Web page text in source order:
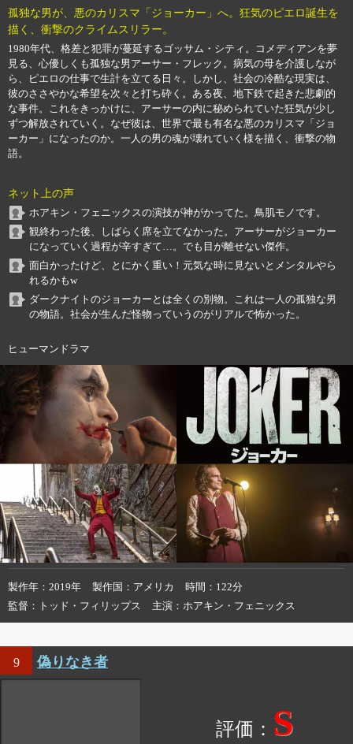
孤独な男が、悪のカリスマ「ジョーカー」へ。狂気のピエロ誕生を
描く、衝撃のクライムスリラー。
1980年代、格差と犯罪が蔓延するゴッサム・シティ。コメディアンを夢
見る、心優しくも孤独な男アーサー・フレック。病気の母を介護しなが
ら、ピエロの仕事で生計を立てる日々。しかし、社会の冷酷な現実は、
彼のささやかな希望を次々と打ち砕く。ある夜、地下鉄で起きた悲劇的
な事件。これをきっかけに、アーサーの内に秘められていた狂気が少し
ずつ解放されていく。なぜ彼は、世界で最も有名な悪のカリスマ「ジョ
ーカー」になったのか。一人の男の魂が壊れていく様を描く、衝撃の物
語。
ネット上の声
ホアキン・フェニックスの演技が神がかってた。鳥肌モノです。
観終わった後、しばらく席を立てなかった。アーサーがジョーカー
になっていく過程が辛すぎて…。でも目が離せない傑作。
面白かったけど、とにかく重い！元気な時に見ないとメンタルやら
れるかもw
ダークナイトのジョーカーとは全くの別物。これは一人の孤独な男
の物語。社会が生んだ怪物っていうのがリアルで怖かった。
ヒューマンドラマ
製作年 2019年 製作国 アメリカ 時間
122分
監督
トッド・フィリップス 主演 ホアキン・フェニックス
9 偽りなき者
S